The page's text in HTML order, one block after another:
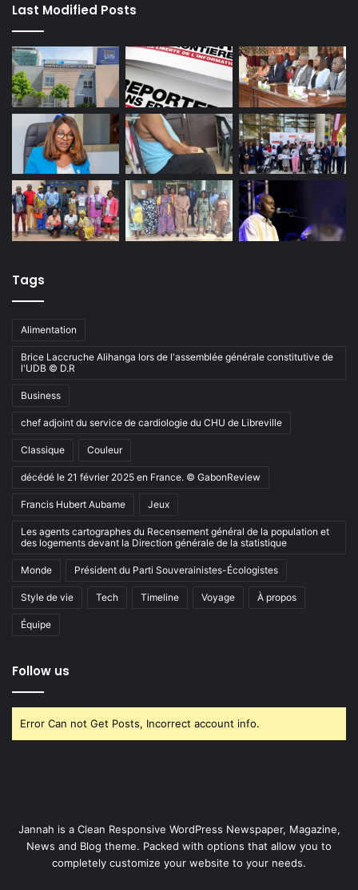
Last Modified Posts
Tags
Alimentation
Brice Laccruche Alihanga lors de l'assemblée générale constitutive de
l'UDB © D.R
Business
chef adjoint du service de cardiologie du CHU de Libreville
Classique Couleur
décédé le 21 février 2025 en France. © GabonReview
Francis Hubert Aubame Jeux
Les agents cartographes du Recensement général de la population et
des logements devant la Direction générale de la statistique
Monde Président du Parti Souverainistes-Écologistes
Style de vie Tech Timeline Voyage À propos
Équipe
Follow us
Error Can not Get Posts, Incorrect account info.
Jannah is a Clean Responsive WordPress Newspaper, Magazine,
News and Blog theme. Packed with options that allow you to
completely customize your website to your needs.